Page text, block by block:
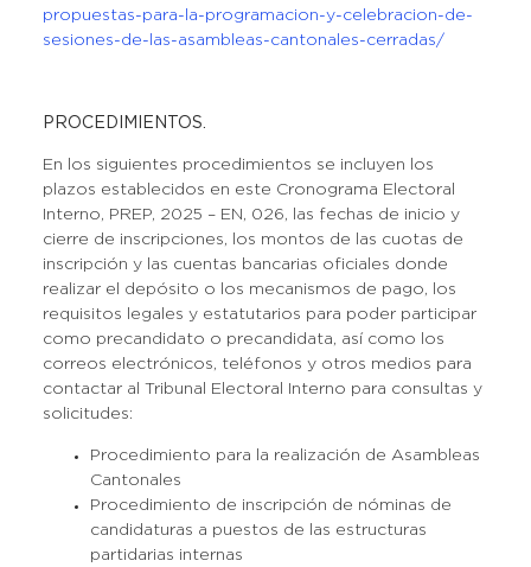
propuestas-para-la-programacion-y-celebracion-de-
sesiones-de-las-asambleas-cantonales-cerradas/
PROCEDIMIENTOS.
En los siguientes procedimientos se incluyen los
plazos establecidos en este Cronograma Electoral
Interno, PREP, 2025 – EN, 026, las fechas de inicio y
cierre de inscripciones, los montos de las cuotas de
inscripción y las cuentas bancarias oficiales donde
realizar el depósito o los mecanismos de pago, los
requisitos legales y estatutarios para poder participar
como precandidato o precandidata, así como los
correos electrónicos, teléfonos y otros medios para
contactar al Tribunal Electoral Interno para consultas y
solicitudes:
Procedimiento para la realización de Asambleas
Cantonales
Procedimiento de inscripción de nóminas de
candidaturas a puestos de las estructuras
partidarias internas